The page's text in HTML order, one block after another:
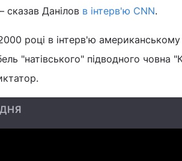
сказав Данілов в інтерв'ю CNN.
році в інтерв'ю
"натівського" підводного човна